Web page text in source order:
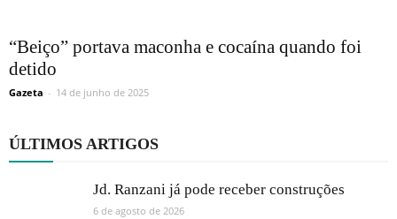
“Beiço” portava maconha e cocaína quando foi
detido
Gazeta - 14 de junho de 2025
ÚLTIMOS ARTIGOS
Jd. Ranzani já pode receber construções
6 de agosto de 2026